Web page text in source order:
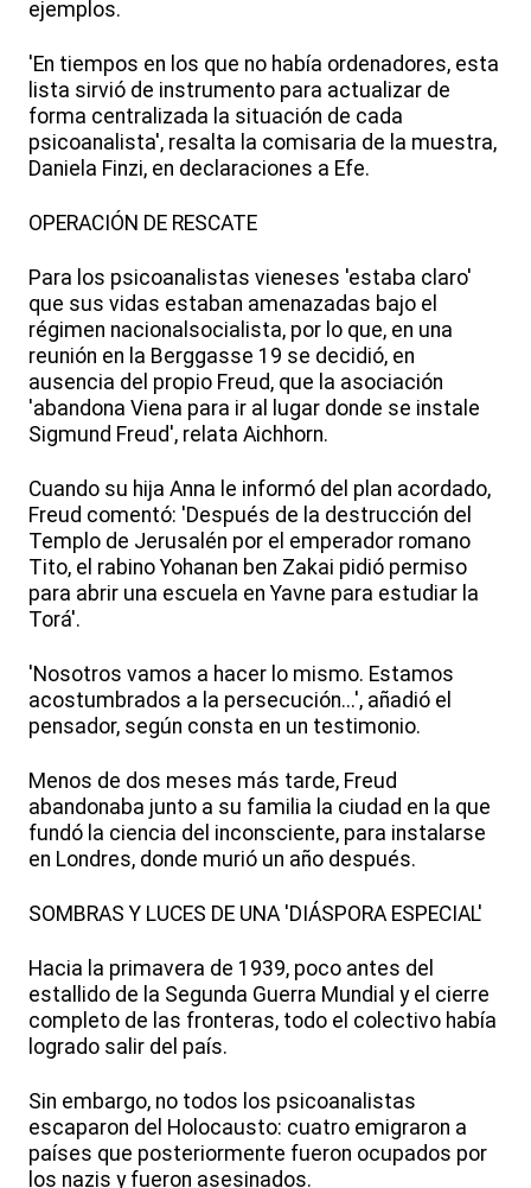
ejemplos.
'En tiempos en los que no había ordenadores, esta
lista sirvió de instrumento para actualizar de
forma centralizada la situación de cada
psicoanalista', resalta la comisaria de la muestra,
Daniela Finzi, en declaraciones a Efe.
OPERACIÓN DE RESCATE
Para los psicoanalistas vieneses 'estaba claro'
que sus vidas estaban amenazadas bajo el
régimen nacionalsocialista, por lo que, en una
reunión en la Berggasse 19 se decidió, en
ausencia del propio Freud, que la asociación
'abandona Viena para ir al lugar donde se instale
Sigmund Freud', relata Aichhorn.
Cuando su hija Anna le informó del plan acordado,
Freud comentó: 'Después de la destrucción del
Templo de Jerusalén por el emperador romano
Tito, el rabino Yohanan ben Zakai pidió permiso
para abrir una escuela en Yavne para estudiar la
Torá'.
'Nosotros vamos a hacer lo mismo. Estamos
acostumbrados a la persecución...', añadió el
pensador, según consta en un testimonio.
Menos de dos meses más tarde, Freud
abandonaba junto a su familia la ciudad en la que
fundó la ciencia del inconsciente, para instalarse
en Londres, donde murió un año después.
SOMBRAS Y LUCES DE UNA 'DIÁSPORA ESPECIAL'
Hacia la primavera de 1939, poco antes del
estallido de la Segunda Guerra Mundial y el cierre
completo de las fronteras, todo el colectivo había
logrado salir del país.
Sin embargo, no todos los psicoanalistas
escaparon del Holocausto: cuatro emigraron a
países que posteriormente fueron ocupados por
los nazis y fueron asesinados.